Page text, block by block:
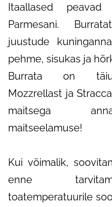
Itaallased peavad
Parmesani.
juustude
pehme, sisukas ja
Burrata on
Mozzrellast ja
maitsega
maitseelamuse!
Kui võimalik,
enne
toatemperatuurile